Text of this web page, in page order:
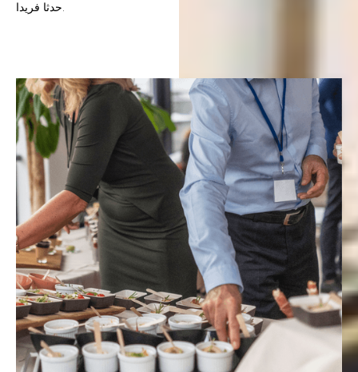
حدثا فريدا.